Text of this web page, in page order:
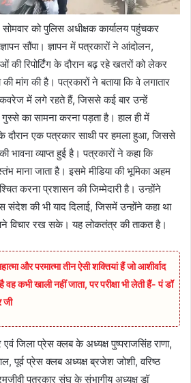
को पुलिस अधीक्षक कार्यालय पहुंचकर
सौंपा। ज्ञापन में पत्रकारों ने आंदोलन,
की रिपोर्टिंग के दौरान बढ़ रहे खतरों को लेकर
मांग की है। पत्रकारों ने बताया कि वे लगातार
कवरेज में लगे रहते हैं, जिससे कई बार उन्हें
का सामना करना पड़ता है। हाल ही में
दौरान एक पत्रकार साथी पर हमला हुआ, जिससे
भावना व्याप्त हुई है। पत्रकारों ने कहा कि
माना जाता है। इसमे मीडिया की भूमिका अहम
करना प्रशासन की जिम्मेदारी है। उन्होंने
संदेश की भी याद दिलाई, जिसमें उन्होंने कहा था
विचार रख सके। यह लोकतंत्र की ताकत है।
और परमात्मा तीन ऐसी शक्तियां हैं जो आशीर्वाद
वह कभी खाली नहीं जाता, पर परीक्षा भी लेती हैं- पं डॉ
जी
जिला प्रेस क्लब के अध्यक्ष पुष्पराजसिंह राणा,
पूर्व प्रेस क्लब अध्यक्ष ब्रजेश जोशी, वरिष्ठ
पत्रकार संघ के संभागीय अध्यक्ष डॉ